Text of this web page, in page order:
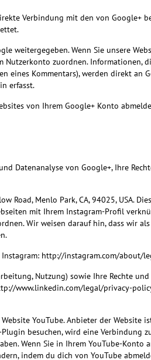
Verbindung mit den von Google+
weitergegeben. Wenn Sie unsere
Nutzerkonto zuordnen.
eines Kommentars), werden direkt
erfasst.
von Ihrem Google+ Konto
Datenanalyse von Google+, Ihre
Road, Menlo Park, CA, 94025, USA.
mit Ihrem Instagram-Profil
Wir weisen darauf hin, dass wir
http://instagram.com/about/
Nutzung) sowie Ihre Rechte
www.linkedin.com/legal/privacy-
YouTube. Anbieter der Website
besuchen, wird eine Verbindung
Wenn Sie in Ihrem YouTube-Konto
indem du dich von YouTube